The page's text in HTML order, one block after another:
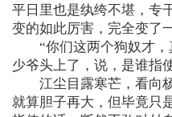
平日里也是纨绔不堪，专
变的如此厉害，完全变了
“你们这两个狗奴才，
少爷头上了，说，是谁指
江尘目露寒芒，看向杨
就算胆子再大，但毕竟只